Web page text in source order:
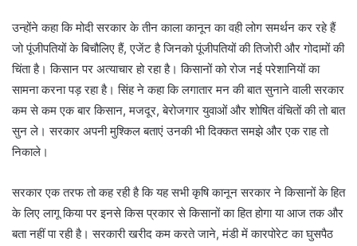
उन्होंने कहा कि मोदी सरकार के तीन काला कानून का वही लोग समर्थन कर रहे हैं
जो पूंजीपतियों के बिचौलिए हैं, एजेंट है जिनको पूंजीपतियों की तिजोरी और गोदामों की
चिंता है। किसान पर अत्याचार हो रहा है। किसानों को रोज नई परेशानियों का
सामना करना पड़ रहा है। सिंह ने कहा कि लगातार मन की बात सुनाने वाली सरकार
कम से कम एक बार किसान, मजदूर, बेरोजगार युवाओं और शोषित वंचितों की तो बात
सुन ले। सरकार अपनी मुश्किल बताएं उनकी भी दिक्कत समझे और एक राह तो
निकाले।
सरकार एक तरफ तो कह रही है कि यह सभी कृषि कानून सरकार ने किसानों के हित
के लिए लागू किया पर इनसे किस प्रकार से किसानों का हित होगा या आज तक और
बता नहीं पा रही है। सरकारी खरीद कम करते जाने, मंडी में कारपोरेट का घुसपैठ